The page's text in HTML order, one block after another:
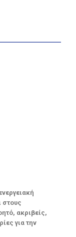
στους
ακριβείς,
για την